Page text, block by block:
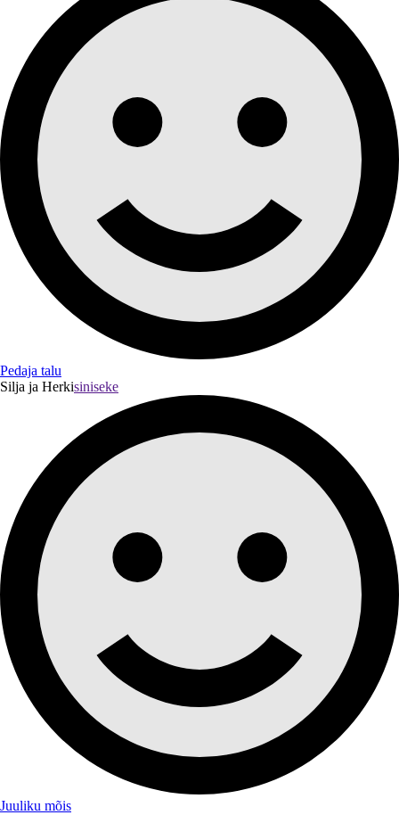
Pedaja talu
Silja ja Herkisiniseke
Juuliku mõis